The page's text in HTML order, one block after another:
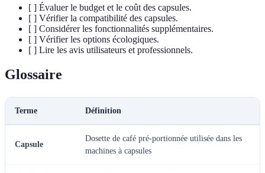
[ ] Évaluer le budget et le coût des capsules.
[ ] Vérifier la compatibilité des capsules.
[ ] Considérer les fonctionnalités supplémentaires.
[ ] Vérifier les options écologiques.
[ ] Lire les avis utilisateurs et professionnels.
Glossaire
Terme Définition
Capsule
Dosette de café pré-portionnée utilisée dans les
machines à capsules